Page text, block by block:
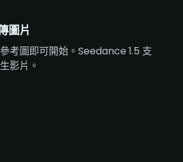
圖片
考圖即可開始。Seedance 1.5 支
影片。